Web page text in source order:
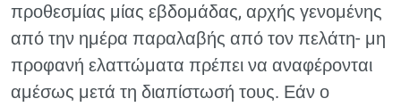
προθεσμίας μίας εβδομάδας, αρχής γενομένης
από την ημέρα παραλαβής από τον πελάτη- μη
προφανή ελαττώματα πρέπει να αναφέρονται
αμέσως μετά τη διαπίστωσή τους. Εάν ο